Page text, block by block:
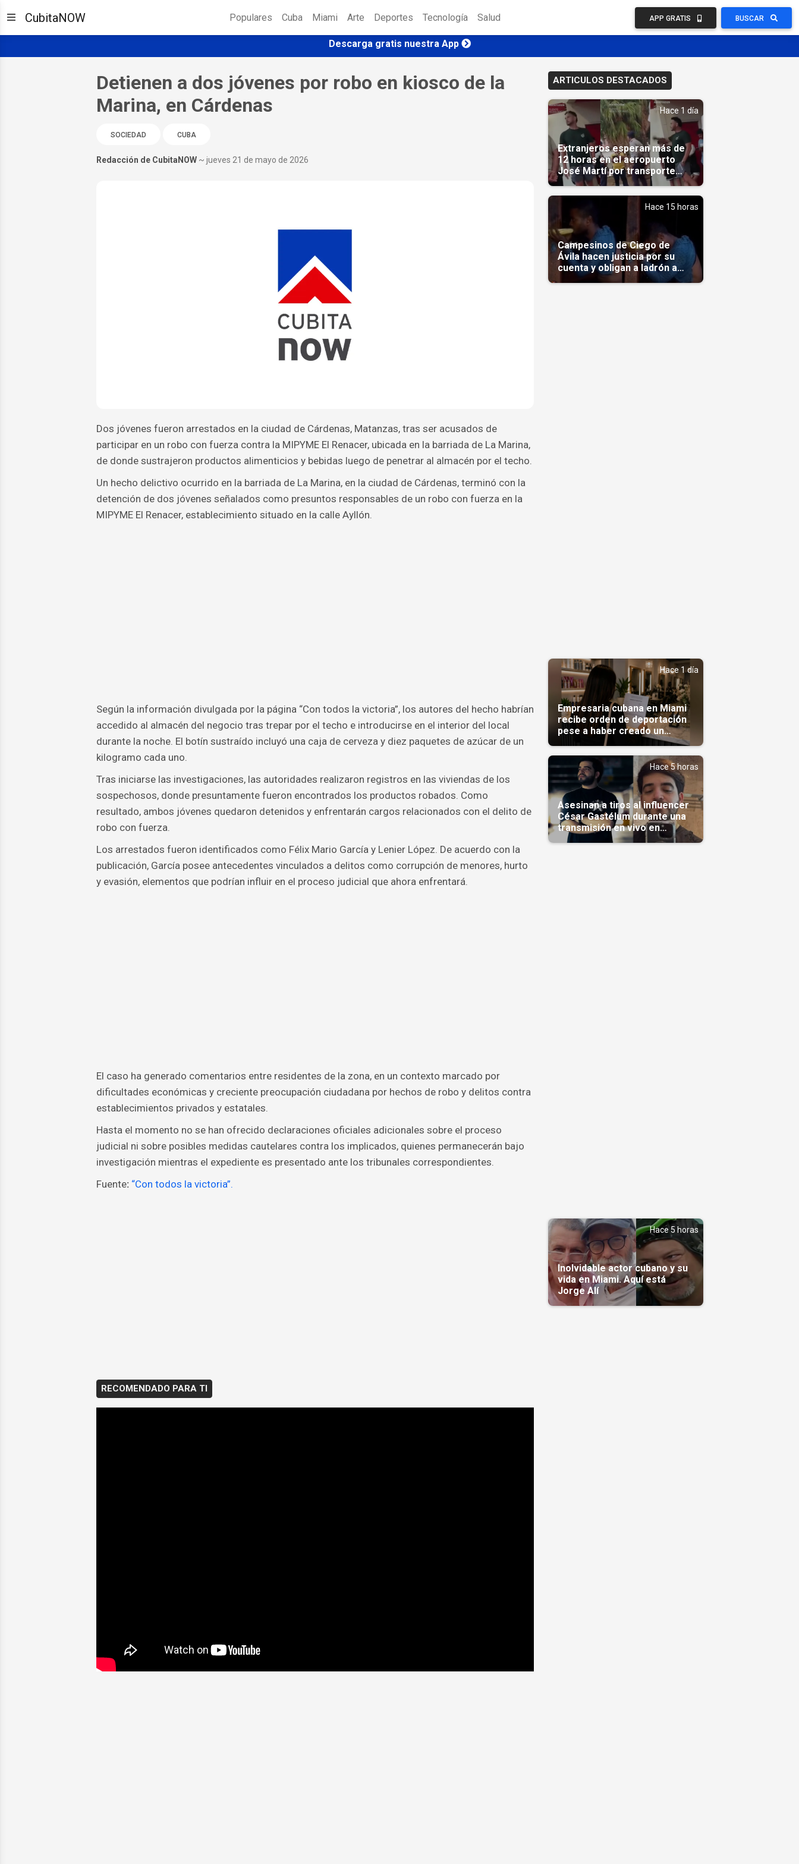
CubitaNOW Populares Cuba Miami Arte Deportes Tecnología Salud APP GRATIS BUSCAR
Descarga gratis nuestra App
Detienen a dos jóvenes por robo en kiosco de la
Marina, en Cárdenas
SOCIEDAD CUBA
Redacción de CubitaNOW ~ jueves 21 de mayo de 2026
Dos jóvenes fueron arrestados en la ciudad de Cárdenas, Matanzas, tras ser acusados de
participar en un robo con fuerza contra la MIPYME El Renacer, ubicada en la barriada de La Marina,
de donde sustrajeron productos alimenticios y bebidas luego de penetrar al almacén por el techo.
Un hecho delictivo ocurrido en la barriada de La Marina, en la ciudad de Cárdenas, terminó con la
detención de dos jóvenes señalados como presuntos responsables de un robo con fuerza en la
MIPYME El Renacer, establecimiento situado en la calle Ayllón.
Según la información divulgada por la página “Con todos la victoria”, los autores del hecho habrían
accedido al almacén del negocio tras trepar por el techo e introducirse en el interior del local
durante la noche. El botín sustraído incluyó una caja de cerveza y diez paquetes de azúcar de un
kilogramo cada uno.
Tras iniciarse las investigaciones, las autoridades realizaron registros en las viviendas de los
sospechosos, donde presuntamente fueron encontrados los productos robados. Como
resultado, ambos jóvenes quedaron detenidos y enfrentarán cargos relacionados con el delito de
robo con fuerza.
Los arrestados fueron identificados como Félix Mario García y Lenier López. De acuerdo con la
publicación, García posee antecedentes vinculados a delitos como corrupción de menores, hurto
y evasión, elementos que podrían influir en el proceso judicial que ahora enfrentará.
El caso ha generado comentarios entre residentes de la zona, en un contexto marcado por
dificultades económicas y creciente preocupación ciudadana por hechos de robo y delitos contra
establecimientos privados y estatales.
Hasta el momento no se han ofrecido declaraciones oficiales adicionales sobre el proceso
judicial ni sobre posibles medidas cautelares contra los implicados, quienes permanecerán bajo
investigación mientras el expediente es presentado ante los tribunales correspondientes.
Fuente: “Con todos la victoria”.
RECOMENDADO PARA TI
ARTICULOS DESTACADOS
Hace 1 día
Extranjeros esperan más de
12 horas en el aeropuerto
José Martí por transporte
reservado semanas
antes(Video)
Hace 15 horas
Campesinos de Ciego de
Ávila hacen justicia por su
cuenta y obligan a ladrón a
comerse el maíz robado
Hace 1 día
Empresaria cubana en Miami
recibe orden de deportación
pese a haber creado un
Hace 5 horas
Asesinan a tiros al influencer
César Gastélum durante una
transmisión en vivo en
Sinaloa(Video)
Hace 5 horas
Inolvidable actor cubano y su
vida en Miami. Aquí está
Jorge Alí